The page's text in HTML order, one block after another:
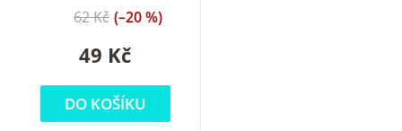
49 Kč
62 Kč (–20 %)
DO KOŠÍKU